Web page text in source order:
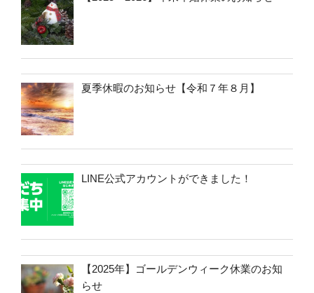
夏季休暇のお知らせ【令和７年８月】
LINE公式アカウントができました！
【2025年】ゴールデンウィーク休業のお知
らせ